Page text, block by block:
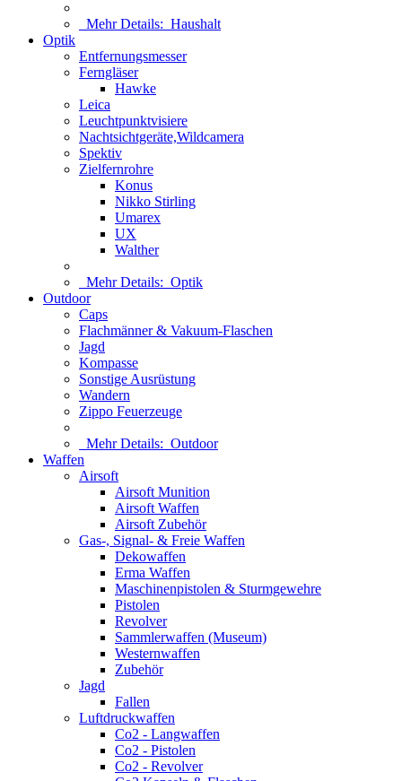
Mehr Details: Haushalt
Optik
Entfernungsmesser
Ferngläser
Hawke
Leica
Leuchtpunktvisiere
Nachtsichtgeräte,Wildcamera
Spektiv
Zielfernrohre
Konus
Nikko Stirling
Umarex
UX
Walther
Mehr Details: Optik
Outdoor
Caps
Flachmänner & Vakuum-Flaschen
Jagd
Kompasse
Sonstige Ausrüstung
Wandern
Zippo Feuerzeuge
Mehr Details: Outdoor
Waffen
Airsoft
Airsoft Munition
Airsoft Waffen
Airsoft Zubehör
Gas-, Signal- & Freie Waffen
Dekowaffen
Erma Waffen
Maschinenpistolen & Sturmgewehre
Pistolen
Revolver
Sammlerwaffen (Museum)
Westernwaffen
Zubehör
Jagd
Fallen
Luftdruckwaffen
Co2 - Langwaffen
Co2 - Pistolen
Co2 - Revolver